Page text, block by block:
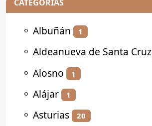
CATEGORÍAS
⚬ Albuñán 1
⚬ Aldeanueva de Santa Cruz
⚬ Alosno 1
⚬ Alájar 1
⚬ Asturias 20